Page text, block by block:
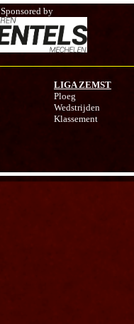
Sponsored by
LIGA ZEMST
Ploeg
Wedstrijden
Klassement